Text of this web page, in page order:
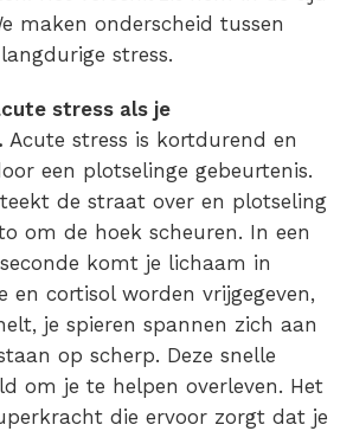
maken onderscheid tussen
stress.
stress als je
Acute stress is kortdurend en
een plotselinge gebeurtenis.
de straat over en plotseling
om de hoek scheuren. In een
komt je lichaam in
en cortisol worden vrijgegeven,
je spieren spannen zich aan
op scherp. Deze snelle
om je te helpen overleven. Het
die ervoor zorgt dat je